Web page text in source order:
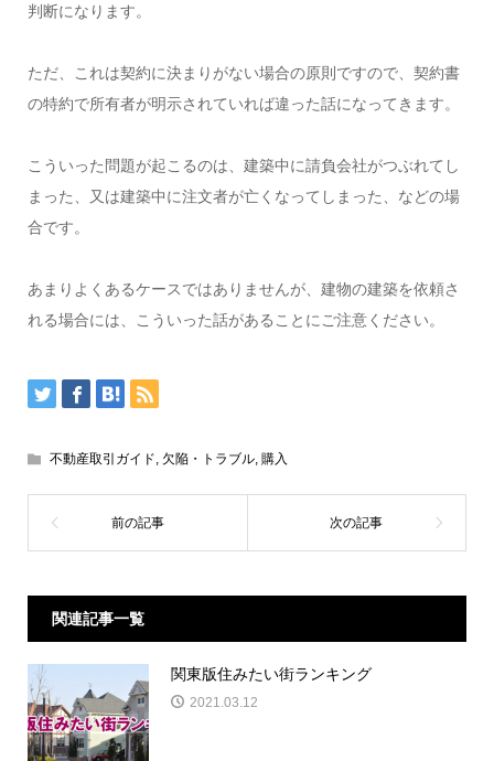
判断になります。
ただ、これは契約に決まりがない場合の原則ですので、契約書
の特約で所有者が明示されていれば違った話になってきます。
こういった問題が起こるのは、建築中に請負会社がつぶれてし
まった、又は建築中に注文者が亡くなってしまった、などの場
合です。
あまりよくあるケースではありませんが、建物の建築を依頼さ
れる場合には、こういった話があることにご注意ください。
不動産取引ガイド, 欠陥・トラブル, 購入
関連記事一覧
関東版住みたい街ランキング
2021.03.12